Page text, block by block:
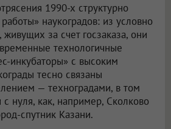
1990-х структурно
наукоградов: из условно
за счет госзаказа, они
технологичные
инкубаторы» с высоким
тесно связаны
— техноградами, в том
нуля, как, например, Сколково
спутник Казани.